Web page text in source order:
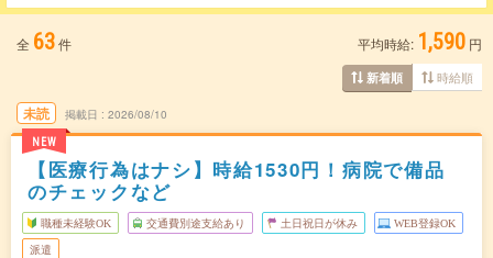
全 63件 平均時給: 1,590 円
新着順 時給順
未読
NEW
掲載日 2026/08/10
【医療行為はナシ】時給1530円！病院で備品
のチェックなど
職種未経験OK 交通費別途支給あり 土日祝日が休み WEB登録OK
派遣